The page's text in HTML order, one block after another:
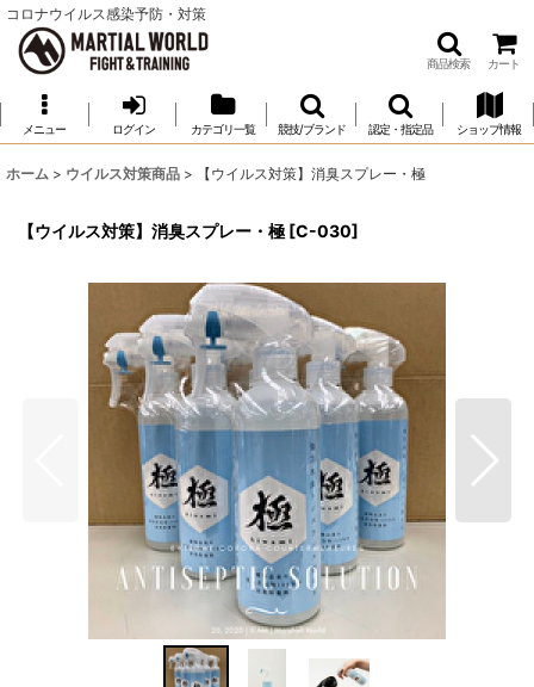
コロナウイルス感染予防・対策
商品検索 カート
メニュー ログイン カテゴリ一覧 競技/ブランド 認定・指定品 ショップ情報
ホーム > ウイルス対策商品 > 【ウイルス対策】消臭スプレー・極
【ウイルス対策】消臭スプレー・極 [C-030]